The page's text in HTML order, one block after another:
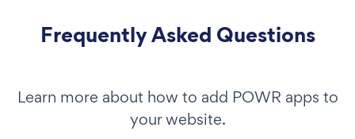
Frequently Asked Questions
Learn more about how to add POWR apps to
your website.